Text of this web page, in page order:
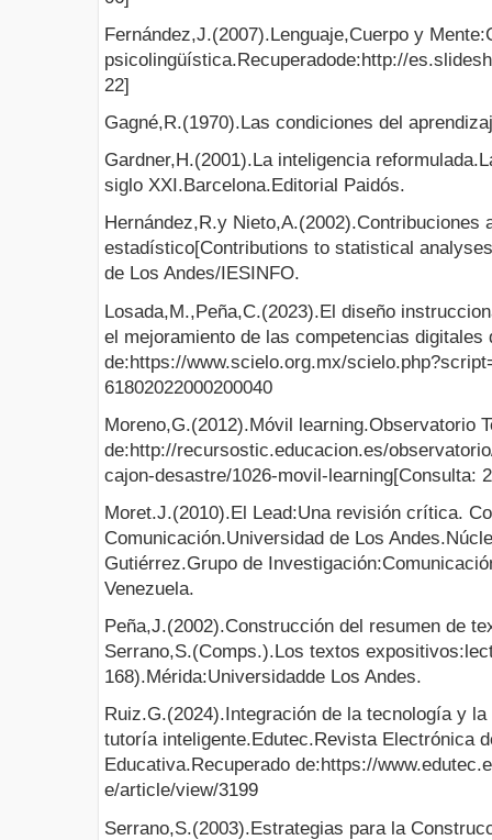
Fernández,J.(2007).Lenguaje,Cuerpo y
psicolingüística.Recuperadode:http://
22]
Gagné,R.(1970).Las condiciones del
Gardner,H.(2001).La inteligencia
siglo XXI.Barcelona.Editorial Paidós.
Hernández,R.y Nieto,A.(2002).Contribuciones
estadístico[Contributions to statistical
de Los Andes/IESINFO.
Losada,M.,Peña,C.(2023).El diseño
el mejoramiento de las competencias digitales
de:https://www.scielo.org.mx/
61802022000200040
Moreno,G.(2012).Móvil learning.Observatorio
de:http://recursostic.educacion.es/
cajon-desastre/1026-movil-learning[Consulta:
Moret.J.(2010).El Lead:Una revisión crítica.
Comunicación.Universidad de Los
Gutiérrez.Grupo de
Venezuela.
Peña,J.(2002).Construcción del resumen de
Serrano,S.(Comps.).Los textos
168).Mérida:Universidadde Los Andes.
Ruiz.G.(2024).Integración de la tecnología y
tutoría inteligente.Edutec.Revista Electrónica
Educativa.Recuperado de:https://
e/article/view/3199
Serrano,S.(2003).Estrategias para la